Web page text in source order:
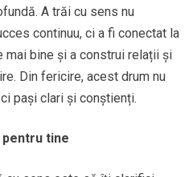
A trăi cu sens nu
continuu, ci a fi conectat la
mai bine și a construi relații și
Din fericire, acest drum nu
pași clari și conștienți.
tine